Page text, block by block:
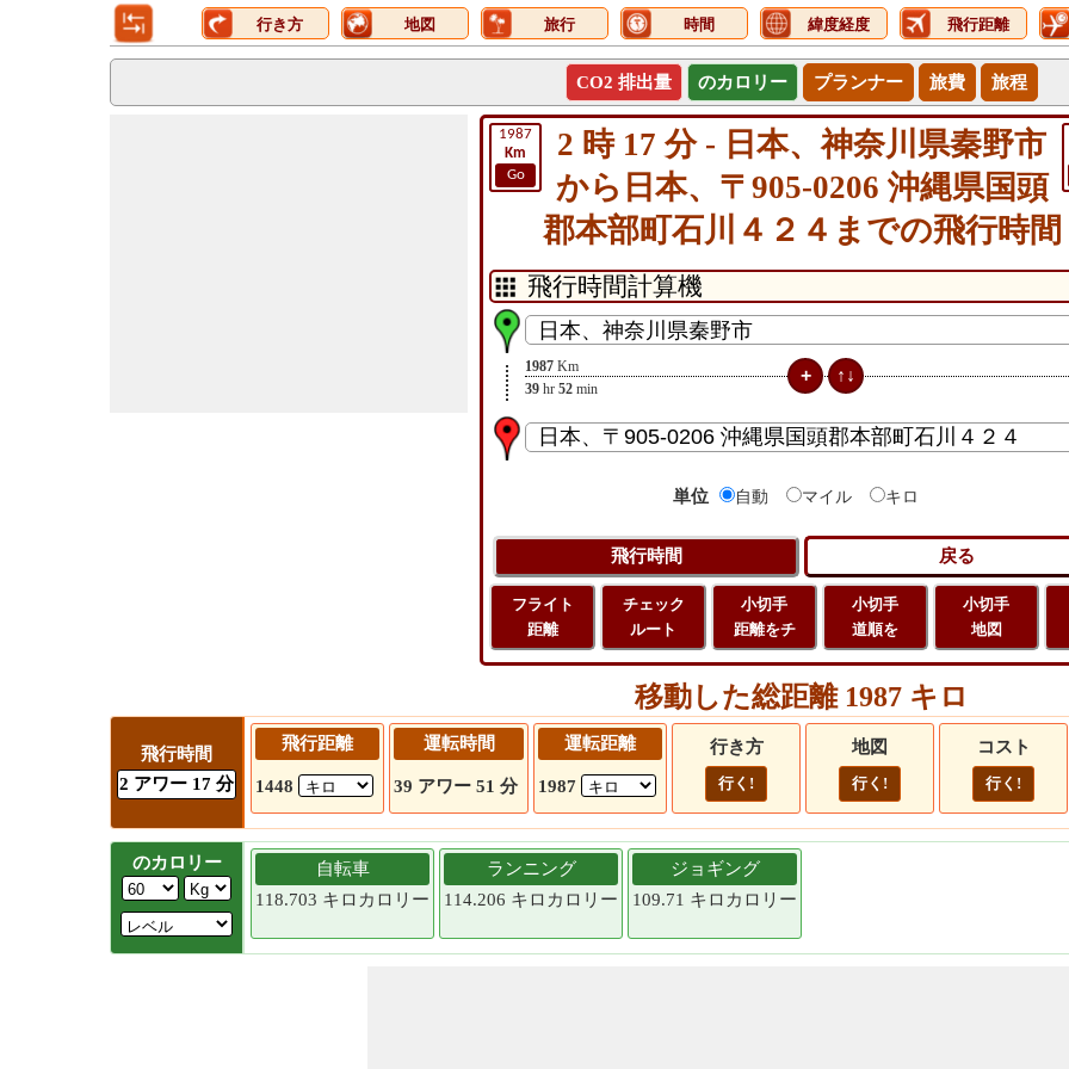
行き方 地図 旅行 時間 緯度経度 飛行距離
CO2 排出量 のカロリー プランナー 旅費 旅程
1987
Km
Go
2 時 17 分 - 日本、神奈川県秦野市
から日本、〒905-0206 沖縄県国頭
郡本部町石川４２４までの飛行時間
1987 Km
39 hr 52 min
単位 自動 マイル キロ
フライト
距離
チェック
ルート
小切手
距離をチ
小切手
道順を
小切手
地図
移動した総距離 1987 キロ
飛行時間
2 アワー 17 分
飛行距離
1448
運転時間
39 アワー 51 分
運転距離
1987
行き方
行く!
地図
行く!
コスト
行く!
のカロリー
自転車
118.703 キロカロリー
ランニング
114.206 キロカロリー
ジョギング
109.71 キロカロリー